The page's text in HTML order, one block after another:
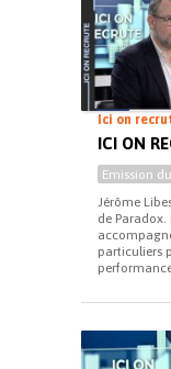
Ici on
ICI ON
Emission du
Jérôme
de
particuliers